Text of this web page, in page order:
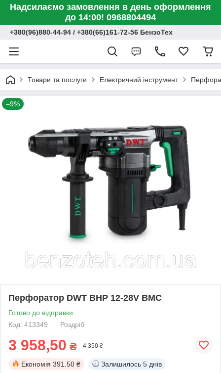
Надсилаємо замовлення в день оформлення
до 14:00! 0968804494
+380(96)880-44-94 / +380(66)161-72-56 БензоТех
Товари та послуги Електричний інструмент
–9%
Перфоратор DWT BHP 12-28V BMC
Готово до відправки
Код: 413349
Роздріб
3 958,50 ₴ 4 350 ₴
Економія 391.50 ₴ Залишилось 5 днів